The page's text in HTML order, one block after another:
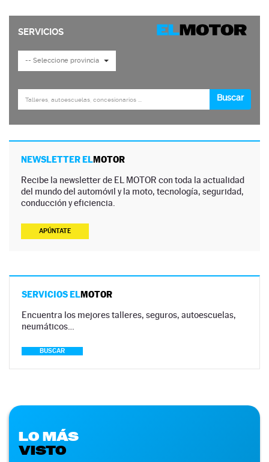
NEWSLETTER ELMOTOR
Recibe la newsletter de EL MOTOR con toda la actualidad
del mundo del automóvil y la moto, tecnología, seguridad,
conducción y eficiencia.
APÚNTATE
SERVICIOS ELMOTOR
Encuentra los mejores talleres, seguros, autoescuelas,
neumáticos…
BUSCAR
LO MÁS
VISTO